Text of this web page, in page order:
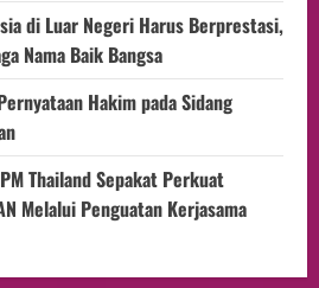
di Luar Negeri Harus Berprestasi,
Nama Baik Bangsa
Hakim pada Sidang
Thailand Sepakat Perkuat
Melalui Penguatan Kerjasama